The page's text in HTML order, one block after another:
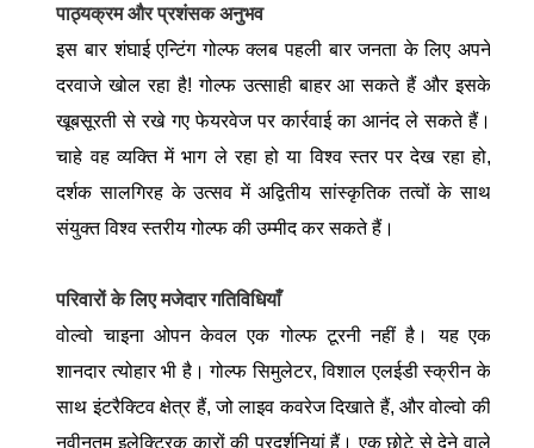
पाठ्यक्रम और प्रशंसक अनुभव
इस बार शंघाई एन्टिंग गोल्फ क्लब पहली बार जनता के लिए अपने
दरवाजे खोल रहा है! गोल्फ उत्साही बाहर आ सकते हैं और इसके
खूबसूरती से रखे गए फेयरवेज पर कार्रवाई का आनंद ले सकते हैं।
चाहे वह व्यक्ति में भाग ले रहा हो या विश्व स्तर पर देख रहा हो,
दर्शक सालगिरह के उत्सव में अद्वितीय सांस्कृतिक तत्वों के साथ
संयुक्त विश्व स्तरीय गोल्फ की उम्मीद कर सकते हैं।
परिवारों के लिए मजेदार गतिविधियाँ
वोल्वो चाइना ओपन केवल एक गोल्फ टूरनी नहीं है। यह एक
शानदार त्योहार भी है। गोल्फ सिमुलेटर, विशाल एलईडी स्क्रीन के
साथ इंटरैक्टिव क्षेत्र हैं, जो लाइव कवरेज दिखाते हैं, और वोल्वो की
नवीनतम इलेक्ट्रिक कारों की प्रदर्शनियां हैं। एक छोटे से देने वाले